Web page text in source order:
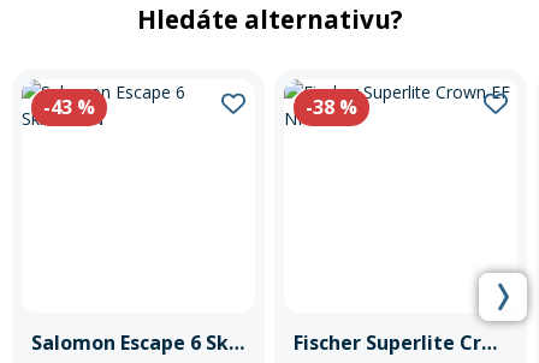
Hledáte alternativu?
-43 %
Salomon Escape 6 Skin+NNN
-38 %
Fischer Superlite Crown EF NNN